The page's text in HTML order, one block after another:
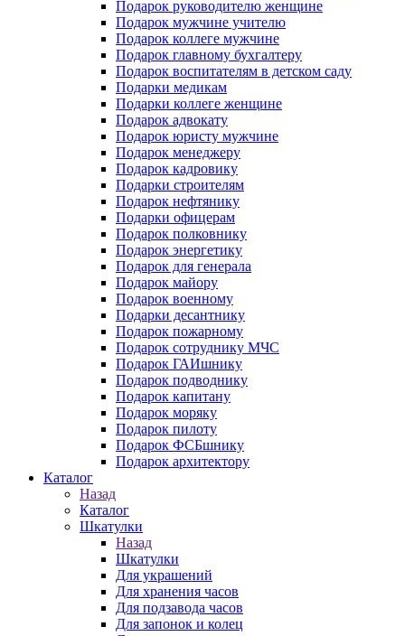
Подарок руководителю женщине
Подарок мужчине учителю
Подарок коллеге мужчине
Подарок главному бухгалтеру
Подарок воспитателям в детском саду
Подарки медикам
Подарки коллеге женщине
Подарок адвокату
Подарок юристу мужчине
Подарок менеджеру
Подарок кадровику
Подарки строителям
Подарок нефтянику
Подарки офицерам
Подарок полковнику
Подарок энергетику
Подарок для генерала
Подарок майору
Подарок военному
Подарки десантнику
Подарок пожарному
Подарок сотруднику МЧС
Подарок ГАИшнику
Подарок подводнику
Подарок капитану
Подарок моряку
Подарок пилоту
Подарок ФСБшнику
Подарок архитектору
Каталог
Назад
Каталог
Шкатулки
Назад
Шкатулки
Для украшений
Для хранения часов
Для подзавода часов
Для запонок и колец